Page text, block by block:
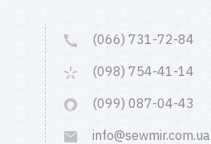
(066) 731-72-84
(098) 754-41-14
(099) 087-04-43
info@sewmir.com.ua